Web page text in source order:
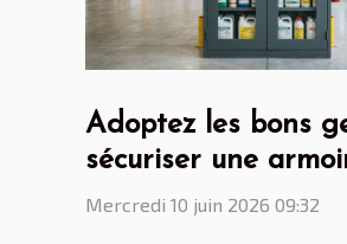
Adoptez les bons
sécuriser une
phytosanitaire n’est
Mercredi 10 juin 2026 09:32